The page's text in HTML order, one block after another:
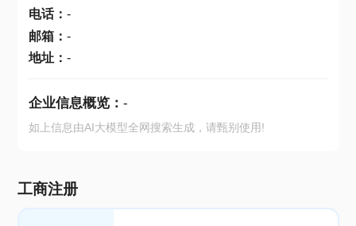
电话： -
邮箱： -
地址： -
企业信息概览： -
如上信息由AI大模型全网搜索生成，请甄别使用!
工商注册